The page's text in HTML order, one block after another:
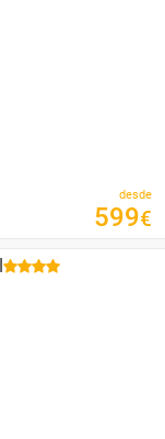
desde
599€